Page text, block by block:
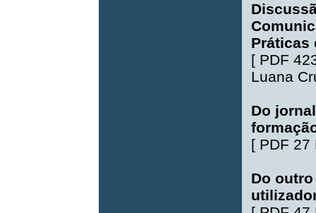
Práticas
[ PDF
Luana
Do
[ PDF 27
Do